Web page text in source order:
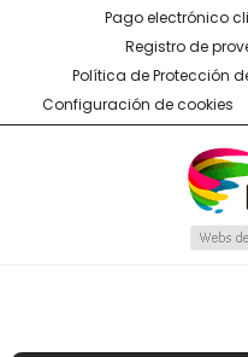
Pago electrónico
Registro de
Política de Protección
Configuración de cookies